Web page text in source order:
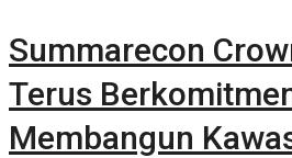
Summarecon
Terus
Membangun